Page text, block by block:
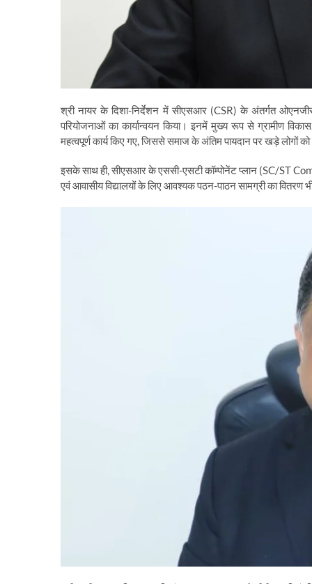
​श्री नायर के दिशा-निर्देशन में सीएसआर (CSR) के अंतर्गत
परियोजनाओं का कार्यान्वयन किया। इनमें मुख्य रूप से ग्रामीण
महत्वपूर्ण कार्य किए गए, जिससे समाज के अंतिम पायदान पर खड़े लोगों
​इसके साथ ही, सीएसआर के एससी-एसटी कॉम्पोनेंट प्लान (SC/ST
एवं आवासीय विद्यालयों के लिए आवश्यक पठन-पाठन सामग्री का वितरण